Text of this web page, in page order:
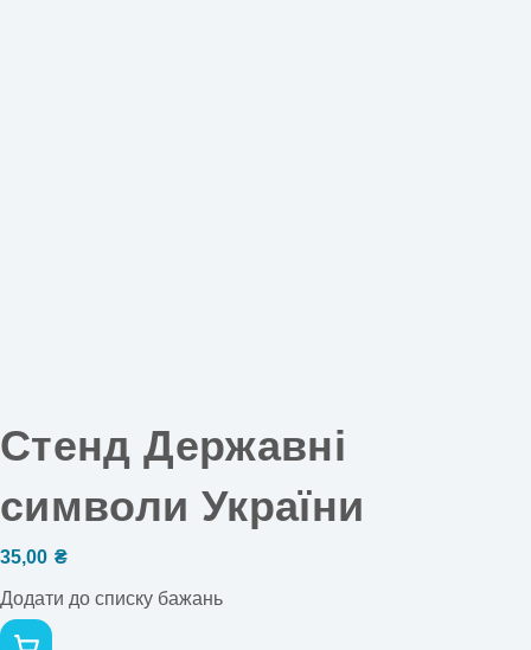
Стенд Державні
символи України
35,00 ₴
Додати до списку бажань